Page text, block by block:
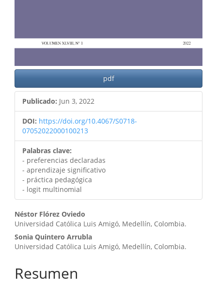
pdf
Publicado: Jun 3, 2022
DOI: https://doi.org/10.4067/S0718-
07052022000100213
Palabras clave:
- preferencias declaradas
- aprendizaje significativo
- práctica pedagógica
- logit multinomial
Contenido
principal
del
artículo
Néstor Flórez Oviedo
Universidad Católica Luis Amigó, Medellín, Colombia.
Sonia Quintero Arrubla
Universidad Católica Luis Amigó, Medellín, Colombia.
Resumen